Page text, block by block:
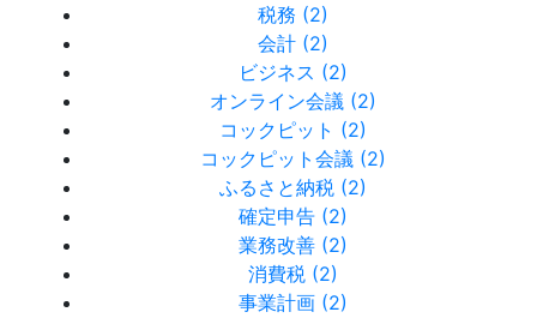
税務 (2)
会計 (2)
ビジネス (2)
オンライン会議 (2)
コックピット (2)
コックピット会議 (2)
ふるさと納税 (2)
確定申告 (2)
業務改善 (2)
消費税 (2)
事業計画 (2)